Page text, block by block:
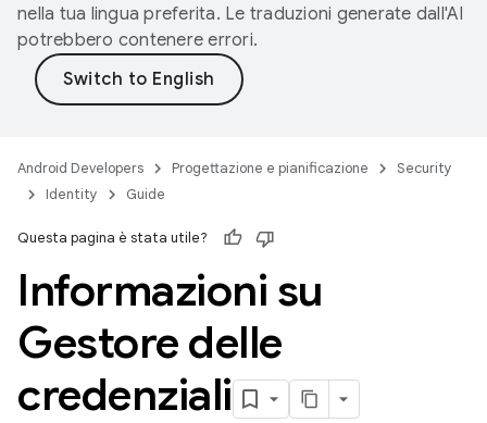
nella tua lingua preferita. Le traduzioni generate dall'AI
potrebbero contenere errori.
Android Developers Progettazione e pianificazione
Security
Identity
Guide
Questa pagina è stata utile?
Informazioni su
Gestore delle
credenziali